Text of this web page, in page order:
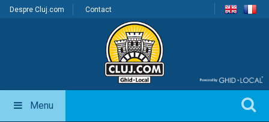
Despre Cluj.com Contact
Menu